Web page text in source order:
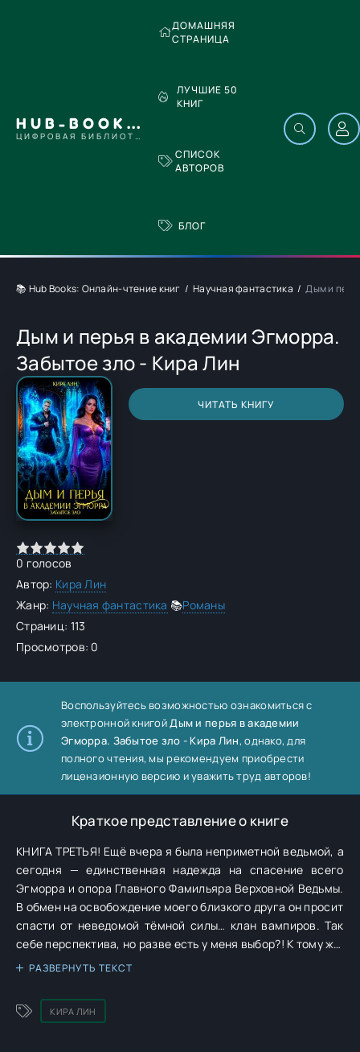
HUB-BOOKS.COM
ЦИФРОВАЯ БИБЛИОТЕКА
ДОМАШНЯЯ
СТРАНИЦА
ЛУЧШИЕ 50
КНИГ
СПИСОК
АВТОРОВ
БЛОГ
📚 Hub Books: Онлайн-чтение книг Научная фантастика Дым и
Дым и перья в академии Эгморра.
Забытое зло - Кира Лин
ЧИТАТЬ КНИГУ
0 голосов
Автор: Кира Лин
Жанр: Научная фантастика 📚Романы
Страниц: 113
Просмотров: 0
Воспользуйтесь возможностью ознакомиться с
электронной книгойДым и перья в академии
Эгморра. Забытое зло - Кира Лин, однако, для
полного чтения, мы рекомендуем приобрести
лицензионную версию и уважить труд авторов!
Краткое представление о книге
КНИГА ТРЕТЬЯ! Ещё вчера я была неприметной ведьмой, а
сегодня — единственная надежда на спасение всего
Эгморра и опора Главного Фамильяра Верховной Ведьмы.
В обмен на освобождение моего близкого друга он просит
спасти от неведомой тёмной силы… клан вампиров. Так
себе перспектива, но разве есть у меня выбор?! К тому же,
мне необходимо разобраться в собственных чувствах и
его брата, решительно настроенного меня убить.
РАЗВЕРНУТЬ ТЕКСТ
КИРА ЛИН